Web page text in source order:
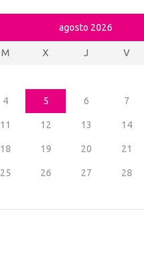
agosto 2026
M X J V
4 5 6 7
11 12 13 14
18 19 20 21
25 26 27 28